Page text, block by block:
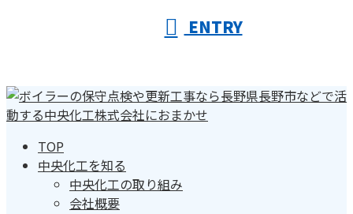
ENTRY
TOP
中央化工を知る
中央化工の取り組み
会社概要